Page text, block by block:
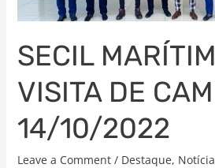
SECIL
VISITA DE
14/10/2022
Leave a Comment / Destaque,
14/10/2022